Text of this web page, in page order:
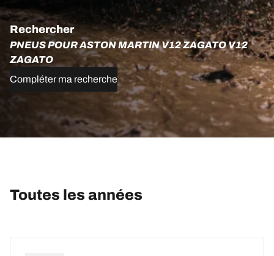
Rechercher
PNEUS POUR ASTON MARTIN V12 ZAGATO V12
ZAGATO
Compléter ma recherche
Toutes les années